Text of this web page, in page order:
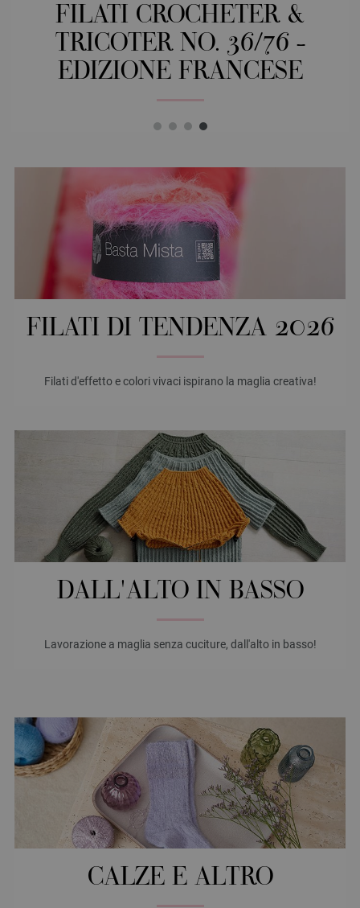
FILATI CROCHETER &
TRICOTER NO. 36/76 -
EDIZIONE FRANCESE
FILATI DI TENDENZA 2026
Filati d'effetto e colori vivaci ispirano la maglia creativa!
DALL'ALTO IN BASSO
Lavorazione a maglia senza cuciture, dall'alto in basso!
CALZE E ALTRO